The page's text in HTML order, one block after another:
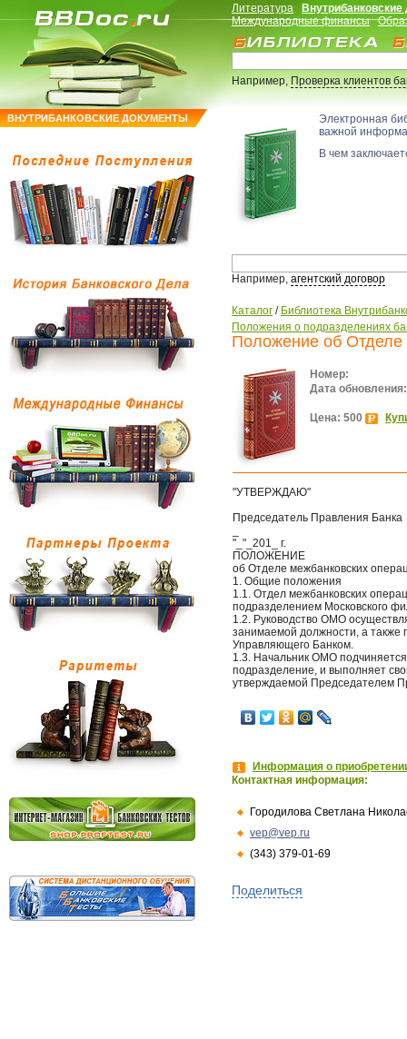
ВНУТРИБАНКОВСКИЕ ДОКУМЕНТЫ
Литература
Международные финансы
Например,Проверка клиентов
Электронная
важной
В чем
Например, агентский договор
Каталог / Библиотека
Положения о подразделениях
Положение об Отделе
Номер:
Дата обновления:
Цена: 500
"УТВЕРЖДАЮ"
Председатель Правления Банка
"_"_201_ г.
ПОЛОЖЕНИЕ
об Отделе межбанковских
1. Общие положения
1.1. Отдел межбанковских
подразделением Московского
1.2. Руководство ОМО
занимаемой должности, а также
Управляющего Банком.
1.3. Начальник ОМО
подразделение, и выполняет
утверждаемой Председателем
Информация о
Контактная информация:
Городилова Светлана
vep@vep.ru
(343) 379-01-69
Поделиться